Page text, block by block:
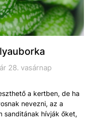
28. vasárnap
a kertben, de ha
nevezni, az a
sanditának hívják őket,